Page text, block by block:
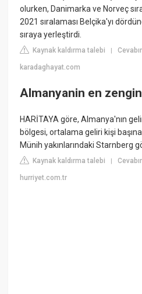
olurken, Danimarka ve Norveç
2021 sıralaması Belçika'yı
sıraya yerleştirdi.
Kaynak kaldırma talebi |
karadaghayat.com
Almanyanin en
HARİTAYA göre, Almanya'nın
bölgesi, ortalama geliri kişi
Münih yakınlarındaki Starnberg
Kaynak kaldırma talebi |
hurriyet.com.tr